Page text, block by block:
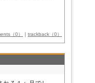
（0） ｜ trackback（0）